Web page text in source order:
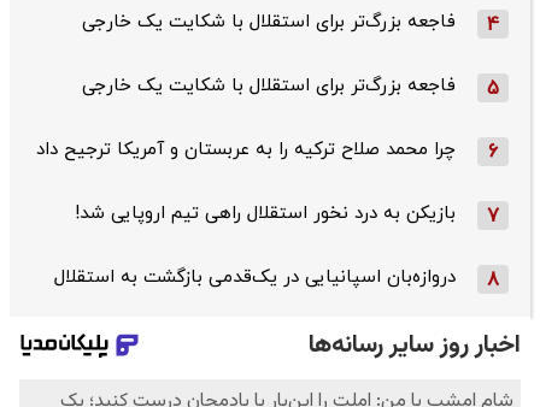
4 فاجعه بزرگ‌تر برای استقلال با شکایت یک خارجی
5 فاجعه بزرگ‌تر برای استقلال با شکایت یک خارجی
6 چرا محمد صلاح ترکیه را به عربستان و آمریکا ترجیح داد
7 بازیکن به درد نخور استقلال راهی تیم اروپایی شد!
8 دروازه‌بان اسپانیایی در یک‌قدمی بازگشت به استقلال